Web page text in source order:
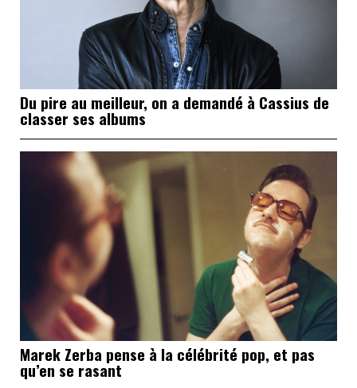
Du pire au meilleur, on a demandé à Cassius de
classer ses albums
Marek Zerba pense à la célébrité pop, et pas
qu’en se rasant